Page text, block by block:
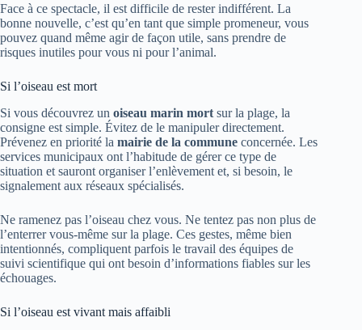
Face à ce spectacle, il est difficile de rester indifférent. La
bonne nouvelle, c’est qu’en tant que simple promeneur, vous
pouvez quand même agir de façon utile, sans prendre de
risques inutiles pour vous ni pour l’animal.
Si l’oiseau est mort
Si vous découvrez un oiseau marin mort sur la plage, la
consigne est simple. Évitez de le manipuler directement.
Prévenez en priorité la mairie de la commune concernée. Les
services municipaux ont l’habitude de gérer ce type de
situation et sauront organiser l’enlèvement et, si besoin, le
signalement aux réseaux spécialisés.
Ne ramenez pas l’oiseau chez vous. Ne tentez pas non plus de
l’enterrer vous-même sur la plage. Ces gestes, même bien
intentionnés, compliquent parfois le travail des équipes de
suivi scientifique qui ont besoin d’informations fiables sur les
échouages.
Si l’oiseau est vivant mais affaibli